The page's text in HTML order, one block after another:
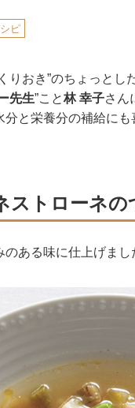
ピ
りおき”のちょっと
先生”こと林 幸子さん
と栄養分の補給にも
ストローネの
ある味に仕上げまし